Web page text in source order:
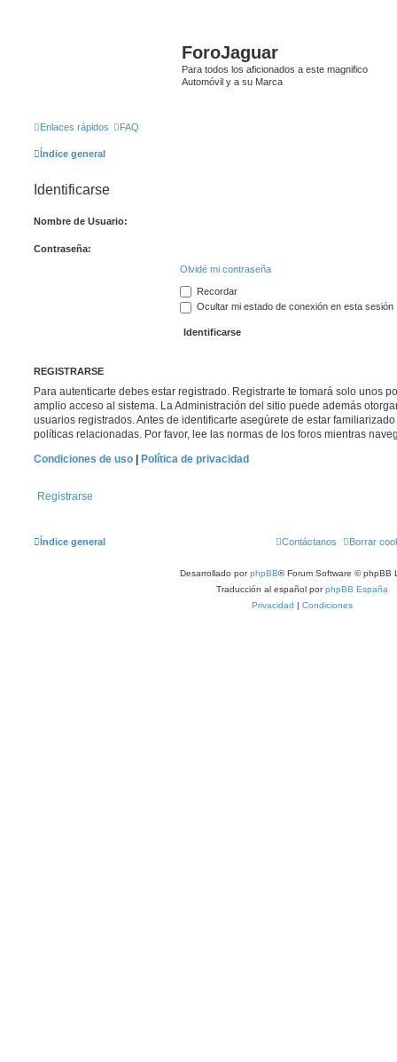
ForoJaguar
Para todos los aficionados a este magnifico
Automóvil y a su Marca
Enlaces rápidos FAQ
Índice general
Identificarse
Nombre de Usuario:
Contraseña:
Olvidé mi contraseña
Recordar
Ocultar mi estado de conexión en esta sesión
REGISTRARSE
Para autenticarte debes estar registrado. Registrarte te tomará solo unos
amplio acceso al sistema. La Administración del sitio puede además
usuarios registrados. Antes de identificarte asegúrete de estar
políticas relacionadas. Por favor, lee las normas de los foros mientras
Condiciones de uso
Política de privacidad
Registrarse
Índice general Borrar
Contáctanos
Desarrollado porphpBB® Forum Software © phpBB
Traducción al español porphpBB España
Privacidad | Condiciones